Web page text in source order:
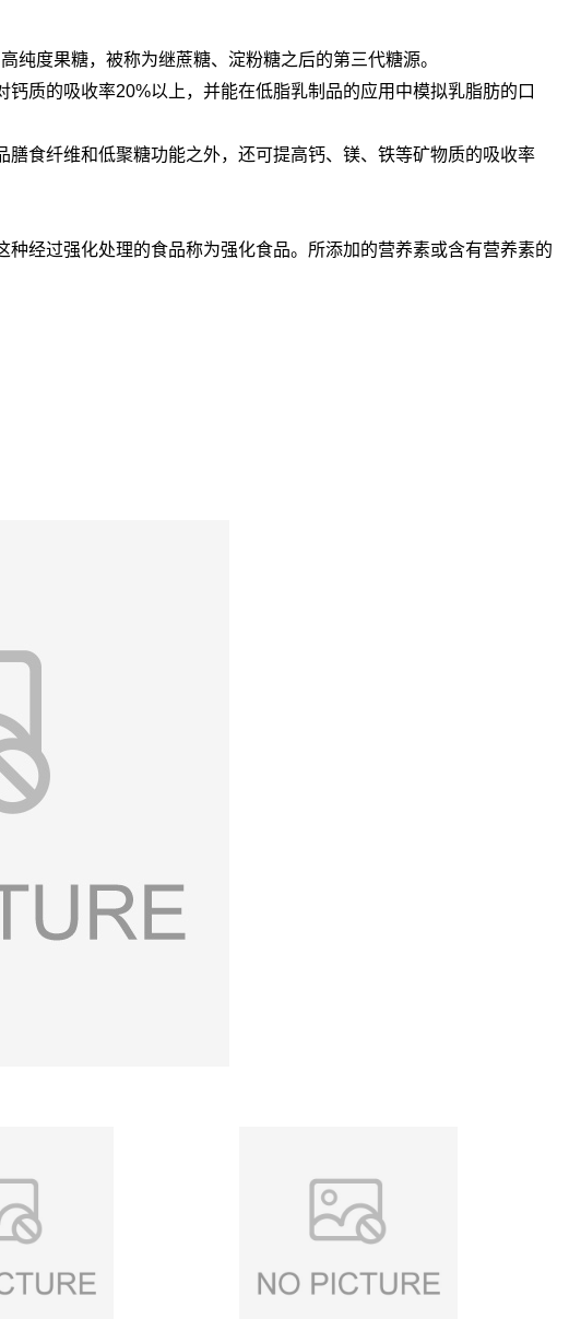
度果糖，被称为继蔗糖、淀粉糖之后的第三代糖源。
质的吸收率20%以上，并能在低脂乳制品的应用中模拟乳脂肪的口
食纤维和低聚糖功能之外，还可提高钙、镁、铁等矿物质的吸收率
经过强化处理的食品称为强化食品。所添加的营养素或含有营养素的